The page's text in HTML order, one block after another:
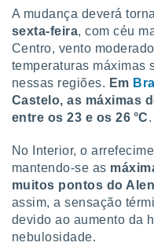
através
estudos
de
1199
A mudança deverá
sexta-feira, com céu
Centro, vento
temperaturas máximas
nessas regiões. Em
Castelo, as máximas
entre os 23 e os 26 °C.
No Interior, o
mantendo-se as
muitos pontos do
assim, a sensação
devido ao aumento da
nebulosidade.